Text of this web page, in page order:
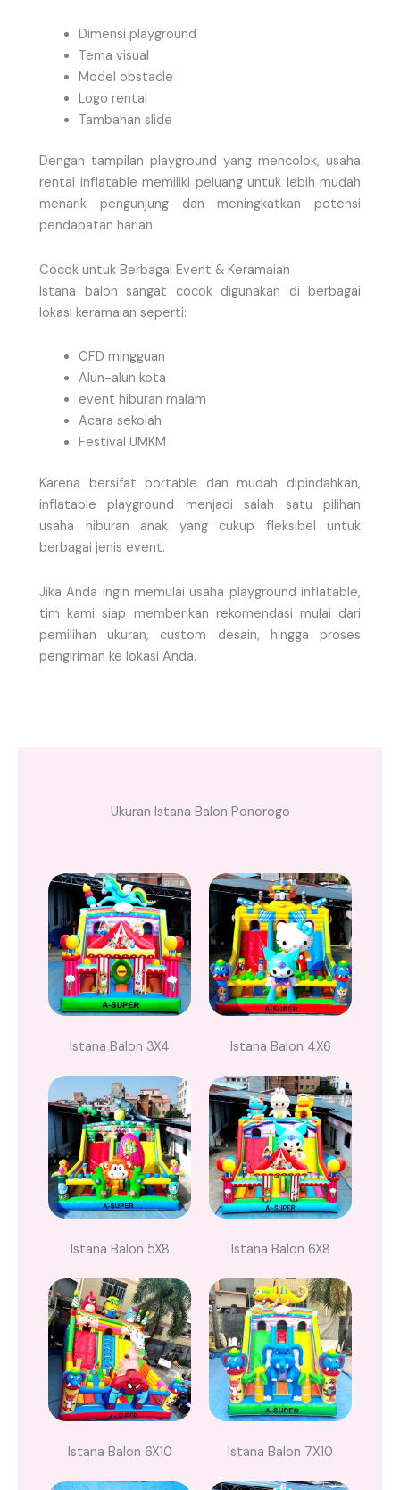
Dimensi playground
Tema visual
Model obstacle
Logo rental
Tambahan slide
Dengan tampilan playground yang mencolok, usaha
rental inflatable memiliki peluang untuk lebih mudah
menarik pengunjung dan meningkatkan potensi
pendapatan harian.
Cocok untuk Berbagai Event & Keramaian
Istana balon sangat cocok digunakan di berbagai
lokasi keramaian seperti:
CFD mingguan
Alun-alun kota
event hiburan malam
Acara sekolah
Festival UMKM
Karena bersifat portable dan mudah dipindahkan,
inflatable playground menjadi salah satu pilihan
usaha hiburan anak yang cukup fleksibel untuk
berbagai jenis event.
Jika Anda ingin memulai usaha playground inflatable,
tim kami siap memberikan rekomendasi mulai dari
pemilihan ukuran, custom desain, hingga proses
pengiriman ke lokasi Anda.
Ukuran Istana Balon Ponorogo
Istana Balon 3X4 Istana Balon 4X6
Istana Balon 5X8 Istana Balon 6X8
Istana Balon 6X10 Istana Balon 7X10